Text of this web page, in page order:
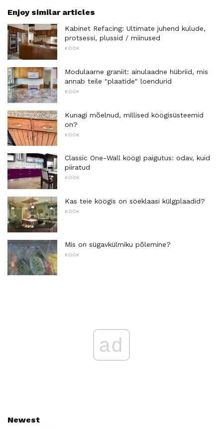
Enjoy similar articles
Kabinet Refacing: Ultimate juhend kulude,
protsessi, plussid / miinused
KÖÖK
Modulaarne graniit: ainulaadne hübriid, mis
annab teile "plaatide" loendurid
KÖÖK
Kunagi mõelnud, millised köögisüsteemid
on?
KÖÖK
Classic One-Wall köögi paigutus: odav, kuid
piiratud
KÖÖK
Kas teie köögis on söeklaasi külgplaadid?
KÖÖK
Mis on sügavkülmiku põlemine?
KÖÖK
ad
Newest